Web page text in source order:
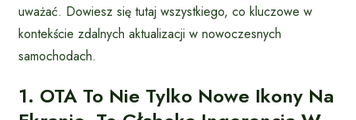
uważać. Dowiesz się tutaj wszystkiego, co kluczowe w
kontekście zdalnych aktualizacji w nowoczesnych
samochodach.
1. OTA To Nie Tylko Nowe Ikony Na